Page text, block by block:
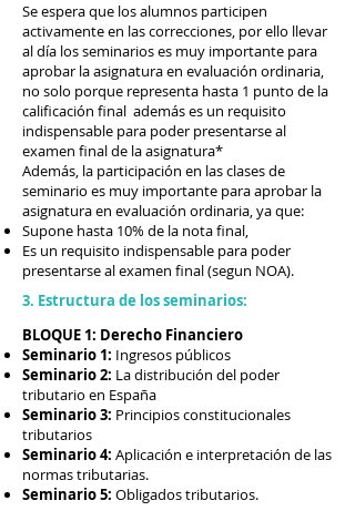
Se espera que los alumnos participen
activamente en las correcciones, por ello llevar
al día los seminarios es muy importante para
aprobar la asignatura en evaluación ordinaria,
no solo porque representa hasta 1 punto de la
calificación final además es un requisito
indispensable para poder presentarse al
examen final de la asignatura*
Además, la participación en las clases de
seminario es muy importante para aprobar la
asignatura en evaluación ordinaria, ya que:
Supone hasta 10% de la nota final,
Es un requisito indispensable para poder
presentarse al examen final (segun NOA).
3. Estructura de los seminarios:
BLOQUE 1: Derecho Financiero
Seminario 1: Ingresos públicos
Seminario 2: La distribución del poder
tributario en España
Seminario 3: Principios constitucionales
tributarios
Seminario 4: Aplicación e interpretación de las
normas tributarias.
Seminario 5: Obligados tributarios.